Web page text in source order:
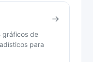
gráficos de
para
→